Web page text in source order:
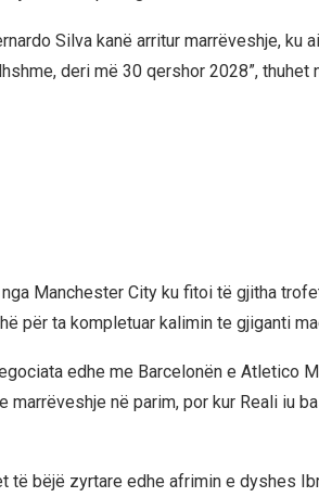
Silva kanë arritur marrëveshje, ku
deri më 30 qershor 2028”, thuhet
Manchester City ku fitoi të gjitha
për ta kompletuar kalimin te gjiganti
edhe me Barcelonën e Atletico
marrëveshje në parim, por kur Reali iu
të bëjë zyrtare edhe afrimin e dyshes